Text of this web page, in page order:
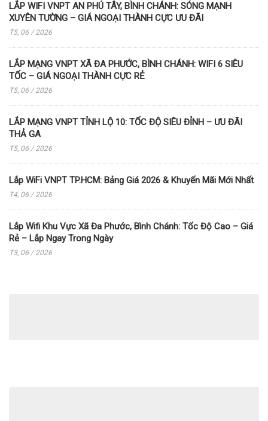
LẮP WIFI VNPT AN PHÚ TÂY, BÌNH CHÁNH: SÓNG MẠNH
XUYÊN TƯỜNG – GIÁ NGOẠI THÀNH CỰC ƯU ĐÃI
T5, 06 / 2026
LẮP MẠNG VNPT XÃ ĐA PHƯỚC, BÌNH CHÁNH: WIFI 6 SIÊU
TỐC – GIÁ NGOẠI THÀNH CỰC RẺ
T5, 06 / 2026
LẮP MẠNG VNPT TỈNH LỘ 10: TỐC ĐỘ SIÊU ĐỈNH – ƯU ĐÃI
THẢ GA
T5, 06 / 2026
Lắp WiFi VNPT TP.HCM: Bảng Giá 2026 & Khuyến Mãi Mới Nhất
T4, 06 / 2026
Lắp Wifi Khu Vực Xã Đa Phước, Bình Chánh: Tốc Độ Cao – Giá
Rẻ – Lắp Ngay Trong Ngày
T3, 06 / 2026